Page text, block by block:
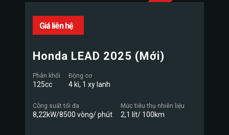
Giá liên hệ
Honda LEAD 2025 (Mới)
Phân khối
125cc
Động cơ
4 kì, 1 xy lanh
Công suất tối đa
8,22kW/8500 vòng/ phút
Mức tiêu thụ nhiên liệu
2,1 lít/ 100km